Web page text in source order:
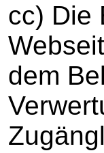
cc) Die
dem